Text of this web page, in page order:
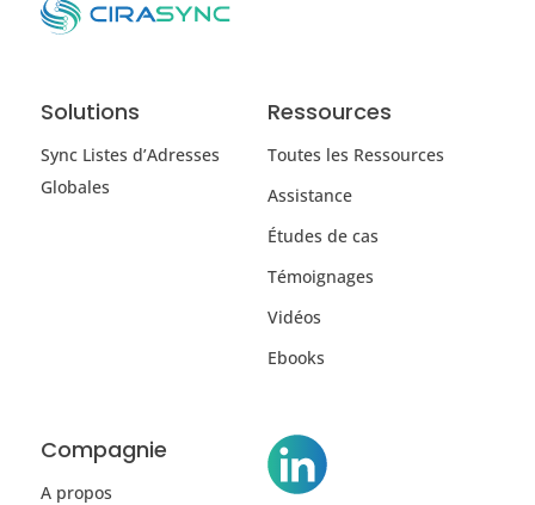
Solutions
Sync Listes d’Adresses
Globales
Ressources
Toutes les Ressources
Assistance
Études de cas
Témoignages
Vidéos
Ebooks
Compagnie
A propos